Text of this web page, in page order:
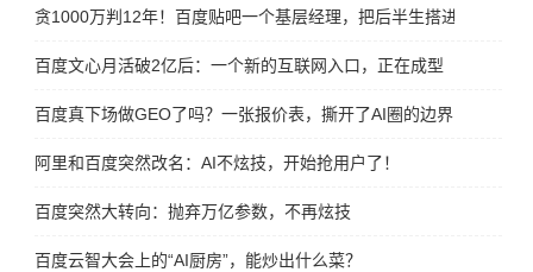
贪1000万判12年！百度贴吧一个基层经理，把后半生搭进去了
百度文心月活破2亿后：一个新的互联网入口，正在成型
百度真下场做GEO了吗？一张报价表，撕开了AI圈的边界
阿里和百度突然改名：AI不炫技，开始抢用户了！
百度突然大转向：抛弃万亿参数，不再炫技
百度云智大会上的“AI厨房”，能炒出什么菜？